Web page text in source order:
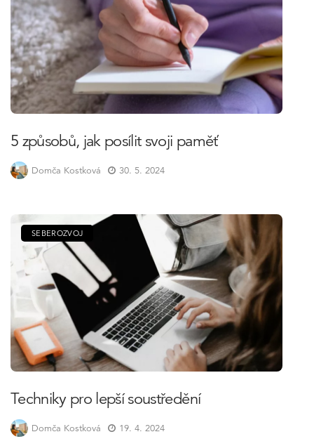
5 způsobů, jak posílit svoji paměť
Domča Kostková 30. 5. 2024
SEBEROZVOJ
Techniky pro lepší soustředění
Domča Kostková 19. 4. 2024